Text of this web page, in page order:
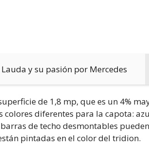
y su pasión por Mercedes
de 1,8 mp, que es un 4%
colores diferentes para la capota:
de techo desmontables pueden
pintadas en el color del tridion.